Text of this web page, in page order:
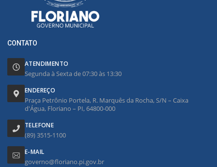
CONTATO
ATENDIMENTO
Segunda à Sexta de 07:30 às 13:30
ENDEREÇO
Praça Petrônio Portela, R. Marquês da Rocha, S/N – Caixa
d'Água, Floriano – PI, 64800-000
TELEFONE
(89) 3515-1100
E-MAIL
governo@floriano.pi.gov.br